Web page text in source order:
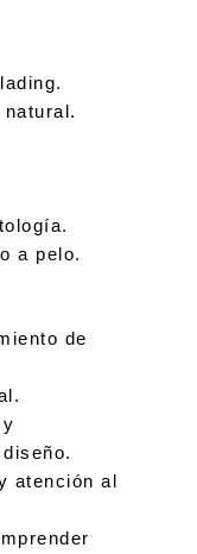
a pelo.
de
atención al